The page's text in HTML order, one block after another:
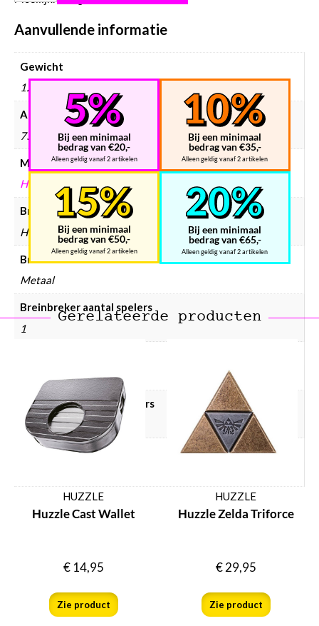
Aanvullende informatie
Gewicht
120 g
Afmetingen
75 × 45 × 120 mm
Merken
HUZZLE
Breinbreker merken
Huzzle
Breinbreker materiaal
Metaal
Breinbreker aantal spelers
1
Kinderen, Volwassenen
Breinbreker hersenkrakers
Ja
Breinbreker prijsklasse
Bij een minimaal
bedrag van €20,-
Alleen geldig vanaf 2 artikelen
Bij een minimaal
bedrag van €35,-
Alleen geldig vanaf 2 artikelen
Bij een minimaal
bedrag van €50,-
Alleen geldig vanaf 2 artikelen
Bij een minimaal
bedrag van €65,-
Alleen geldig vanaf 2 artikelen
Gerelateerde producten
HUZZLE
Huzzle Cast Wallet
€14,95
Zie product
HUZZLE
Huzzle Zelda Triforce
€29,95
Zie product